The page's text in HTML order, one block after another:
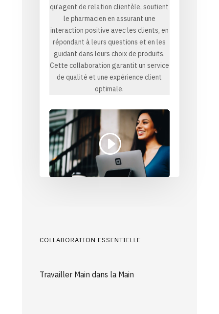
qu’agent de relation clientèle, soutient
le pharmacien en assurant une
interaction positive avec les clients, en
répondant à leurs questions et en les
guidant dans leurs choix de produits.
Cette collaboration garantit un service
de qualité et une expérience client
optimale.
COLLABORATION ESSENTIELLE
Travailler Main dans la Main